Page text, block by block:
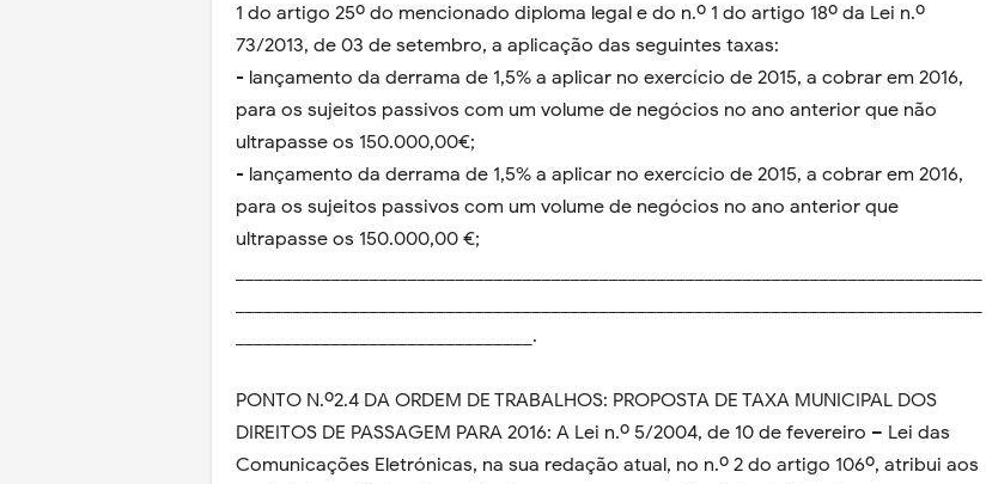
1 do artigo 25º do mencionado diploma legal e do n.º 1 do artigo 18º da Lei n.º
73/2013, de 03 de setembro, a aplicação das seguintes taxas:
- lançamento da derrama de 1,5% a aplicar no exercício de 2015, a cobrar em 2016,
para os sujeitos passivos com um volume de negócios no ano anterior que não
ultrapasse os 150.000,00€;
- lançamento da derrama de 1,5% a aplicar no exercício de 2015, a cobrar em 2016,
para os sujeitos passivos com um volume de negócios no ano anterior que
ultrapasse os 150.000,00 €;
_______________________________.
PONTO N.º2.4 DA ORDEM DE TRABALHOS: PROPOSTA DE TAXA MUNICIPAL DOS
DIREITOS DE PASSAGEM PARA 2016: A Lei n.º 5/2004, de 10 de fevereiro – Lei das
Comunicações Eletrónicas, na sua redação atual, no n.º 2 do artigo 106º, atribui aos